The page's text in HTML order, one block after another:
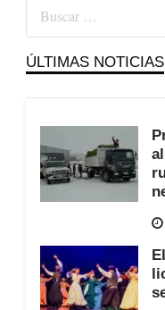
ÚLTIMAS NOTICIAS